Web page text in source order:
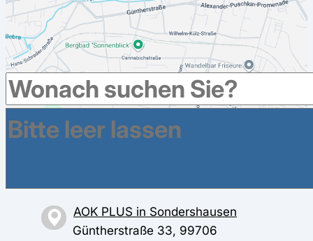
AOK PLUS in Sondershausen
Güntherstraße 33, 99706